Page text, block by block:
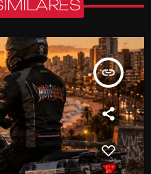
insert_link